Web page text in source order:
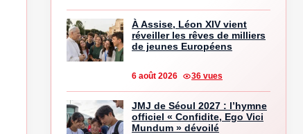
À Assise, Léon XIV vient
réveiller les rêves de milliers
de jeunes Européens
6 août 2026 36 vues
JMJ de Séoul 2027 : l’hymne
officiel « Confidite, Ego Vici
Mundum » dévoilé